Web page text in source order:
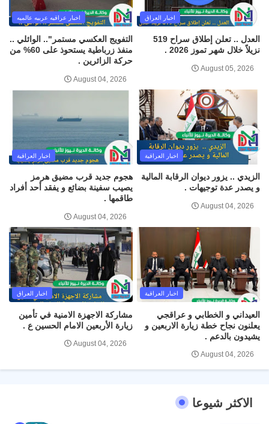
اخبار العراق
العدل .. تعلن إطلاق سراح 519
نزيلاً خلال شهر تموز 2026 .
August 05, 2026
اخبار عراقيه عربيه عالميه
التفويج العكسي مستمر".. الوائلي ..
منفذ زرباطية يستحوذ على 60% من
حركة الزائرين .
August 04, 2026
اخبار العراقية
الزيدي .. يزور ديوان الرقابة المالية
و يصدر عدة توجيهات .
August 04, 2026
اخبار العراقية
هجوم جديد قرب مضيق هرمز
يصيب سفينة بضائع و يفقد أحد أفراد
طاقمها .
August 04, 2026
اخبار العراقية
العيداني و الخطابي و عراقجي
يعلنون نجاح خطة زيارة الاربعين و
يشيدون بالدعم .
August 04, 2026
اخبار العراق
مشاركة الاجهزة الامنية في تأمين
زيارة الأربعين الامام الحسين ع .
August 04, 2026
الاكثر شيوعا